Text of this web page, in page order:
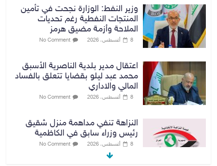
وزير النفط: الوزارة نجحت في تأمين
المنتجات النفطية رغم تحديات
الملاحة وأزمة مضيق هرمز
8 أغسطس، 2026 No Comment
اعتقال مدير بلدية الناصرية الأسبق
محمد عبد ليلو بقضايا تتعلق بالفساد
المالي والاداري
8 أغسطس، 2026 No Comment
النزاهة تنفي مداهمة منزل شقيق
رئيس وزراء سابق في الكاظمية
8 أغسطس، 2026 No Comment